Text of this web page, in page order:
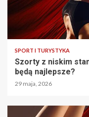
SPORT I TURYSTYKA
Szorty z niskim
będą najlepsze?
29 maja, 2026